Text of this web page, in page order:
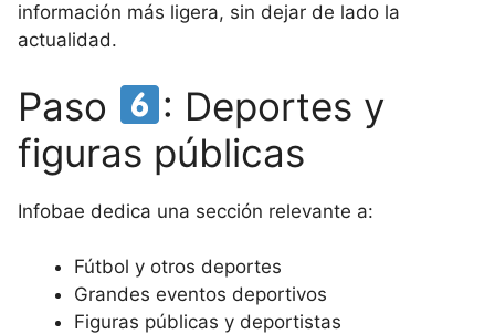
información más ligera, sin dejar de lado la
actualidad.
Paso
: Deportes y
figuras públicas
Infobae dedica una sección relevante a:
Fútbol y otros deportes
Grandes eventos deportivos
Figuras públicas y deportistas